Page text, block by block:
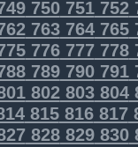
750751752
763764765
776777778
789790791
802803804
815816817
828829830